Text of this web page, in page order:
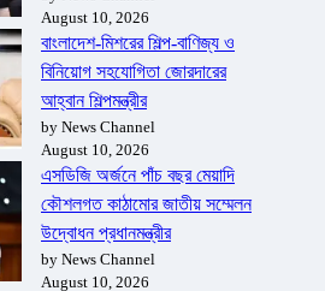
August 10, 2026
বাংলাদেশ-মিশরের শিল্প-বাণিজ্য ও
বিনিয়োগ সহযোগিতা জোরদারের
আহ্বান শিল্পমন্ত্রীর
by News Channel
August 10, 2026
এসডিজি অর্জনে পাঁচ বছর মেয়াদি
কৌশলগত কাঠামোর জাতীয় সম্মেলন
উদ্বোধন প্রধানমন্ত্রীর
by News Channel
August 10, 2026